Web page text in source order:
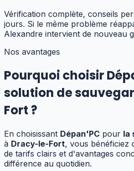
Vérification complète, conseils
jours. Si le même problème
Alexandre intervient de nouveau
Nos avantages
Pourquoi choisir
solution de
Fort ?
En choisissant Dépan'PC pour la
à Dracy-le-Fort, vous bénéficiez
de tarifs clairs et d'avantages
différence au quotidien.